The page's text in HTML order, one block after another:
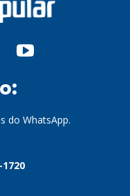
do WhatsApp.